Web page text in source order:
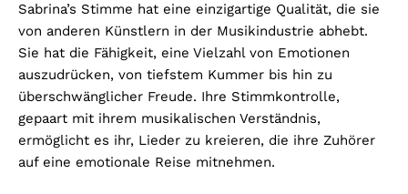
Sabrina’s Stimme hat eine einzigartige Qualität, die sie
von anderen Künstlern in der Musikindustrie abhebt.
Sie hat die Fähigkeit, eine Vielzahl von Emotionen
auszudrücken, von tiefstem Kummer bis hin zu
überschwänglicher Freude. Ihre Stimmkontrolle,
gepaart mit ihrem musikalischen Verständnis,
ermöglicht es ihr, Lieder zu kreieren, die ihre Zuhörer
auf eine emotionale Reise mitnehmen.